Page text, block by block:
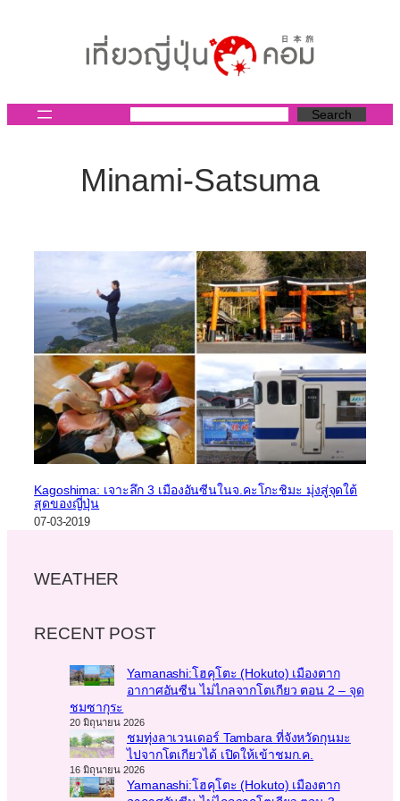
Search
Minami-Satsuma
Kagoshima: เจาะลึก 3 เมืองอันซีนในจ.คะโกะชิมะ มุ่งสู่จุดใต้
สุดของญี่ปุ่น
07-03-2019
WEATHER
RECENT POST
Yamanashi:โฮคุโตะ (Hokuto) เมืองตาก
อากาศอันซีน ไม่ไกลจากโตเกียว ตอน 2 – จุด
ชมซากุระ
20 มิถุนายน 2026
ชมทุ่งลาเวนเดอร์ Tambara ที่จังหวัดกุนมะ
ไปจากโตเกียวได้ เปิดให้เข้าชมก.ค.
16 มิถุนายน 2026
Yamanashi:โฮคุโตะ (Hokuto) เมืองตาก